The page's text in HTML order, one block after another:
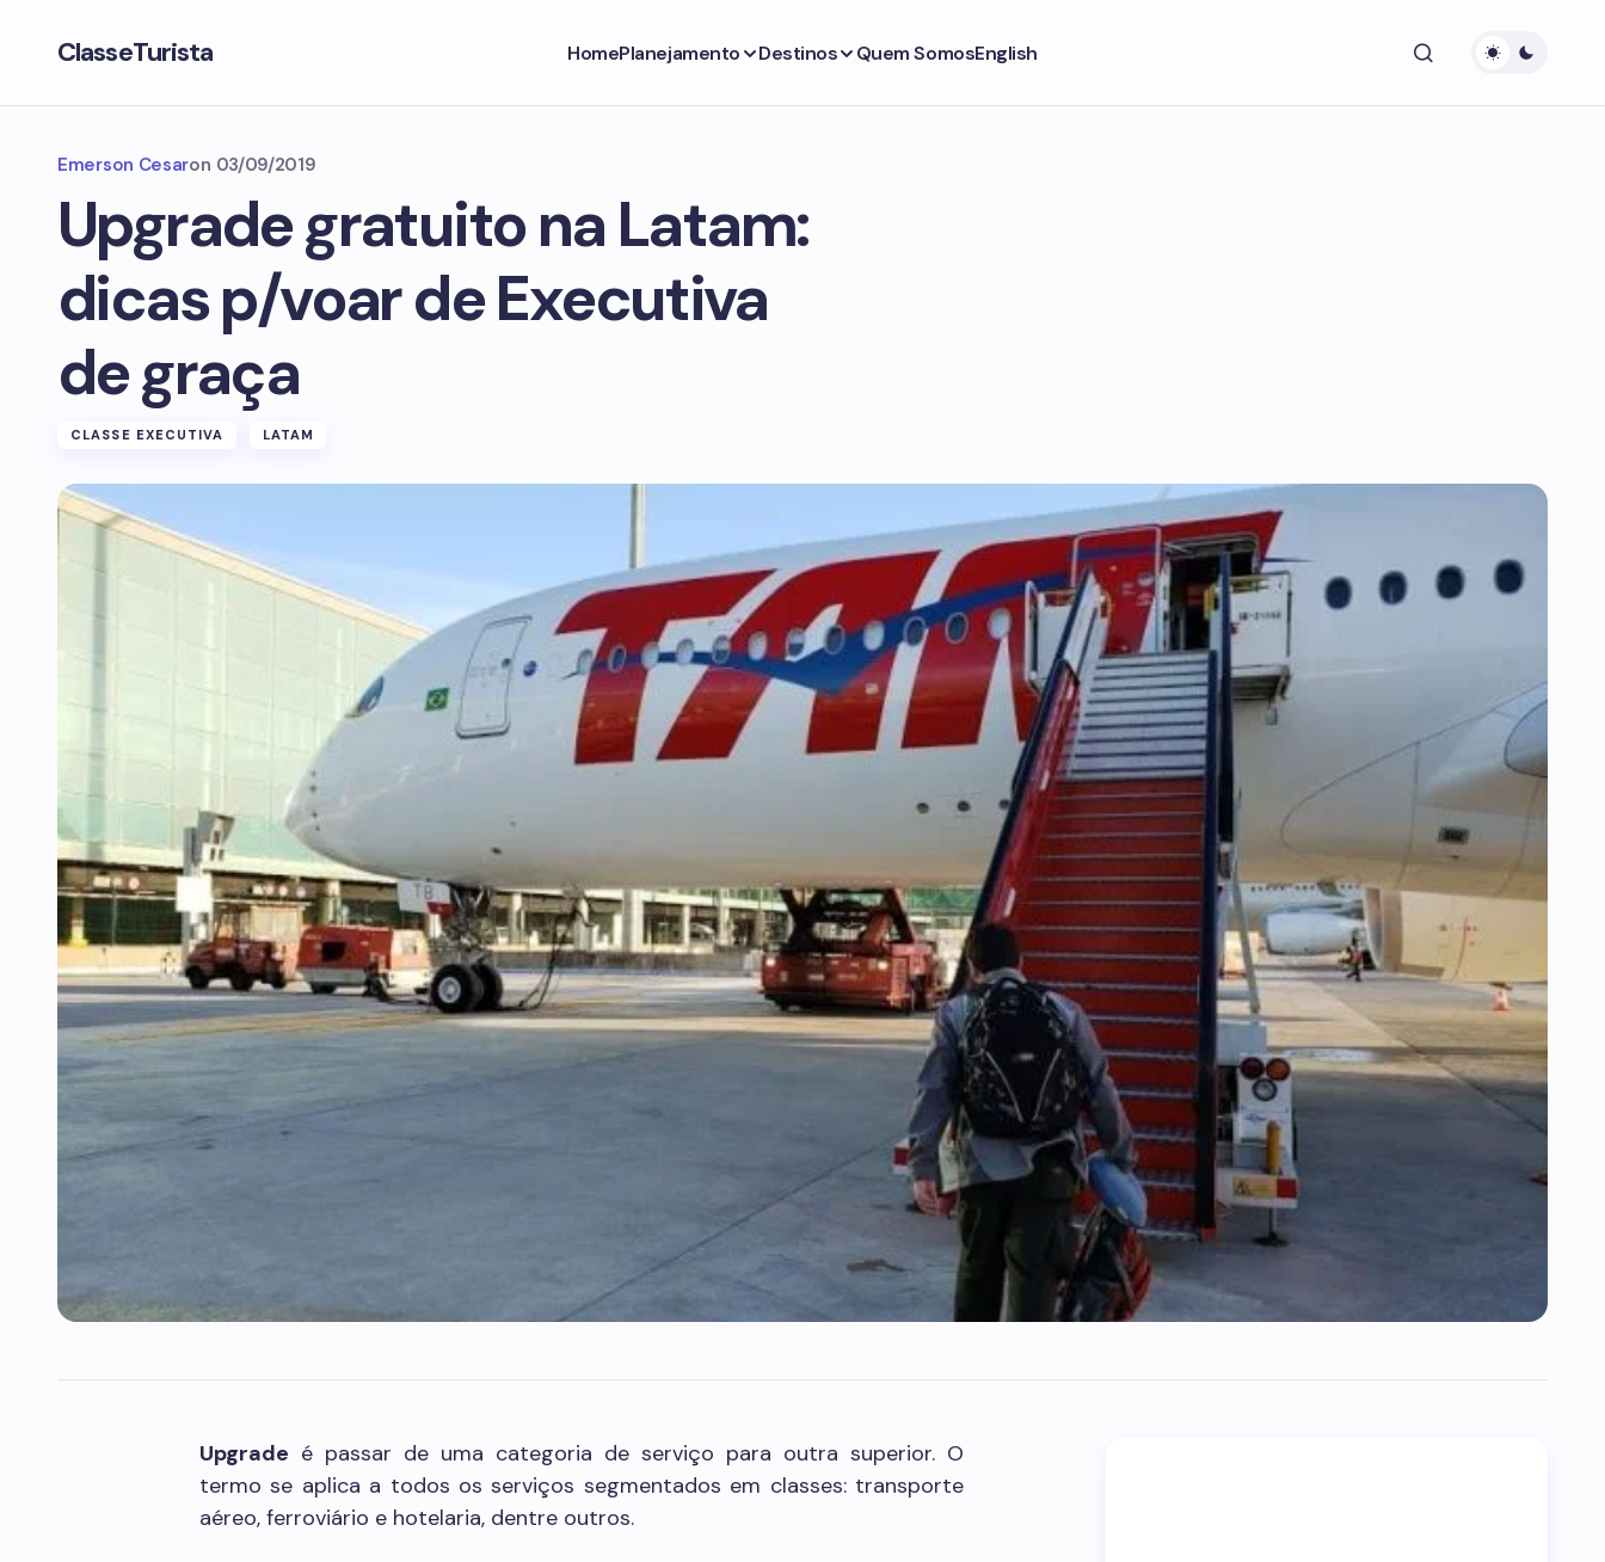
ClasseTurista HomePlanejamento Destinos Quem SomosEnglish
Emerson Cesaron 03/09/2019
Upgrade gratuito na Latam:
dicas p/voar de Executiva
de graça
CLASSE EXECUTIVA LATAM
Upgrade é passar de uma categoria de serviço para outra superior. O
termo se aplica a todos os serviços segmentados em classes: transporte
aéreo, ferroviário e hotelaria, dentre outros.